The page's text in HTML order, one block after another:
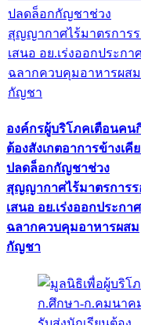
องค์กรผู้บริโภคเตือนคน
ต้องสังเกตอาการข้างเคีย
ปลดล็อกกัญชาช่วง
สุญญากาศไร้มาตรการร
เสนอ อย.เร่งออกประกา
ฉลากควบคุมอาหารผสม
กัญชา